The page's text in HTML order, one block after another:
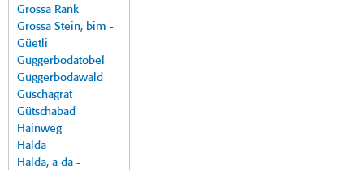
Grossa Rank
Grossa Stein, bim -
Güetli
Guggerbodatobel
Guggerbodawald
Guschagrat
Gütschabad
Hainweg
Halda
Halda, a da -